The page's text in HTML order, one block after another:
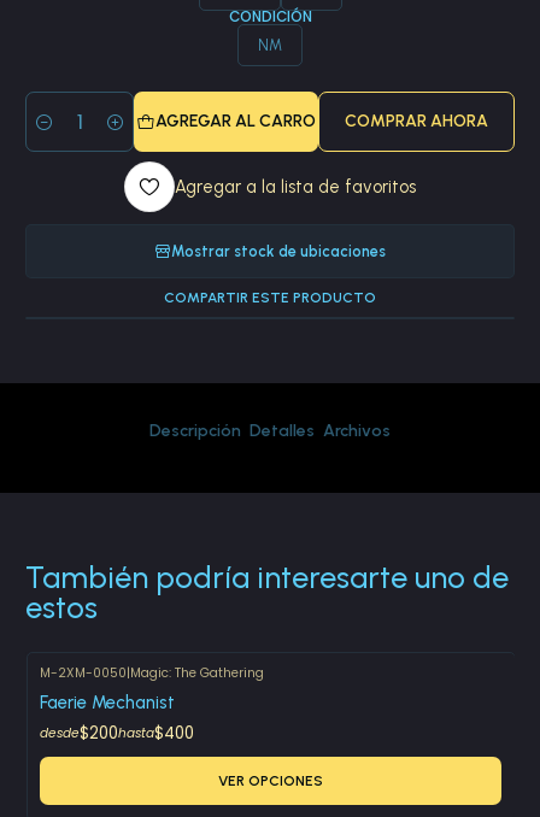
CONDICIÓN
NM
Cantidad
AGREGAR AL CARRO COMPRAR AHORA
Agregar a la lista de favoritos
Mostrar stock de ubicaciones
COMPARTIR ESTE PRODUCTO
Descripción Detalles Archivos
También podría interesarte uno de
estos
M-2XM-0050|Magic: The Gathering
Faerie Mechanist
desde$200hasta$400
VER OPCIONES